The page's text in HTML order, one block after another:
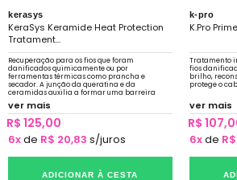
kerasys
KeraSys Keramide Heat Protection
Tratament...
Recuperação para os fios que foram
danificados quimicamente ou por
ferramentas térmicas como prancha e
secador. A junção da queratina e da
ceramidas auxilia a formar uma barreira
protetora para que os nutrientes não sejam
perdidos.
ver mais
R$ 125,00
6xde R$ 20,83 s/juros
ADICIONAR À CESTA
k-pro
K.Pro
Tratamento
fios
brilho,
protege o
ver mais
R$
6xde